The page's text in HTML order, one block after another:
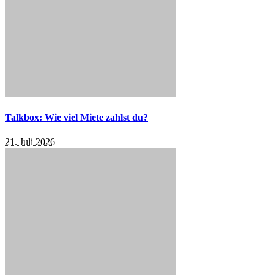
Talkbox: Wie viel Miete zahlst du?
21. Juli 2026